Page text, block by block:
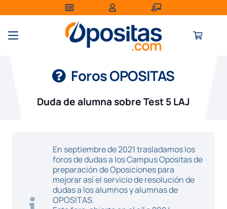
Foros OPOSITAS
Duda de alumna sobre Test 5 LAJ
En septiembre de 2021 trasladamos los
foros de dudas a los Campus Opositas de
preparación de Oposiciones para
mejorar así el servicio de resolución de
dudas a los alumnos y alumnas de
OPOSITAS.